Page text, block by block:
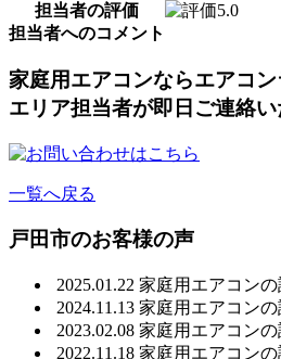
担当者の評価
担当者へのコメント
家庭用エアコンならエアコ
エリア担当者が即日ご連絡い
一覧へ戻る
戸田市のお客様の声
2025.01.22 家庭用エアコンの
2024.11.13 家庭用エアコンの
2023.02.08 家庭用エアコンの
2022.11.18 家庭用エアコンの